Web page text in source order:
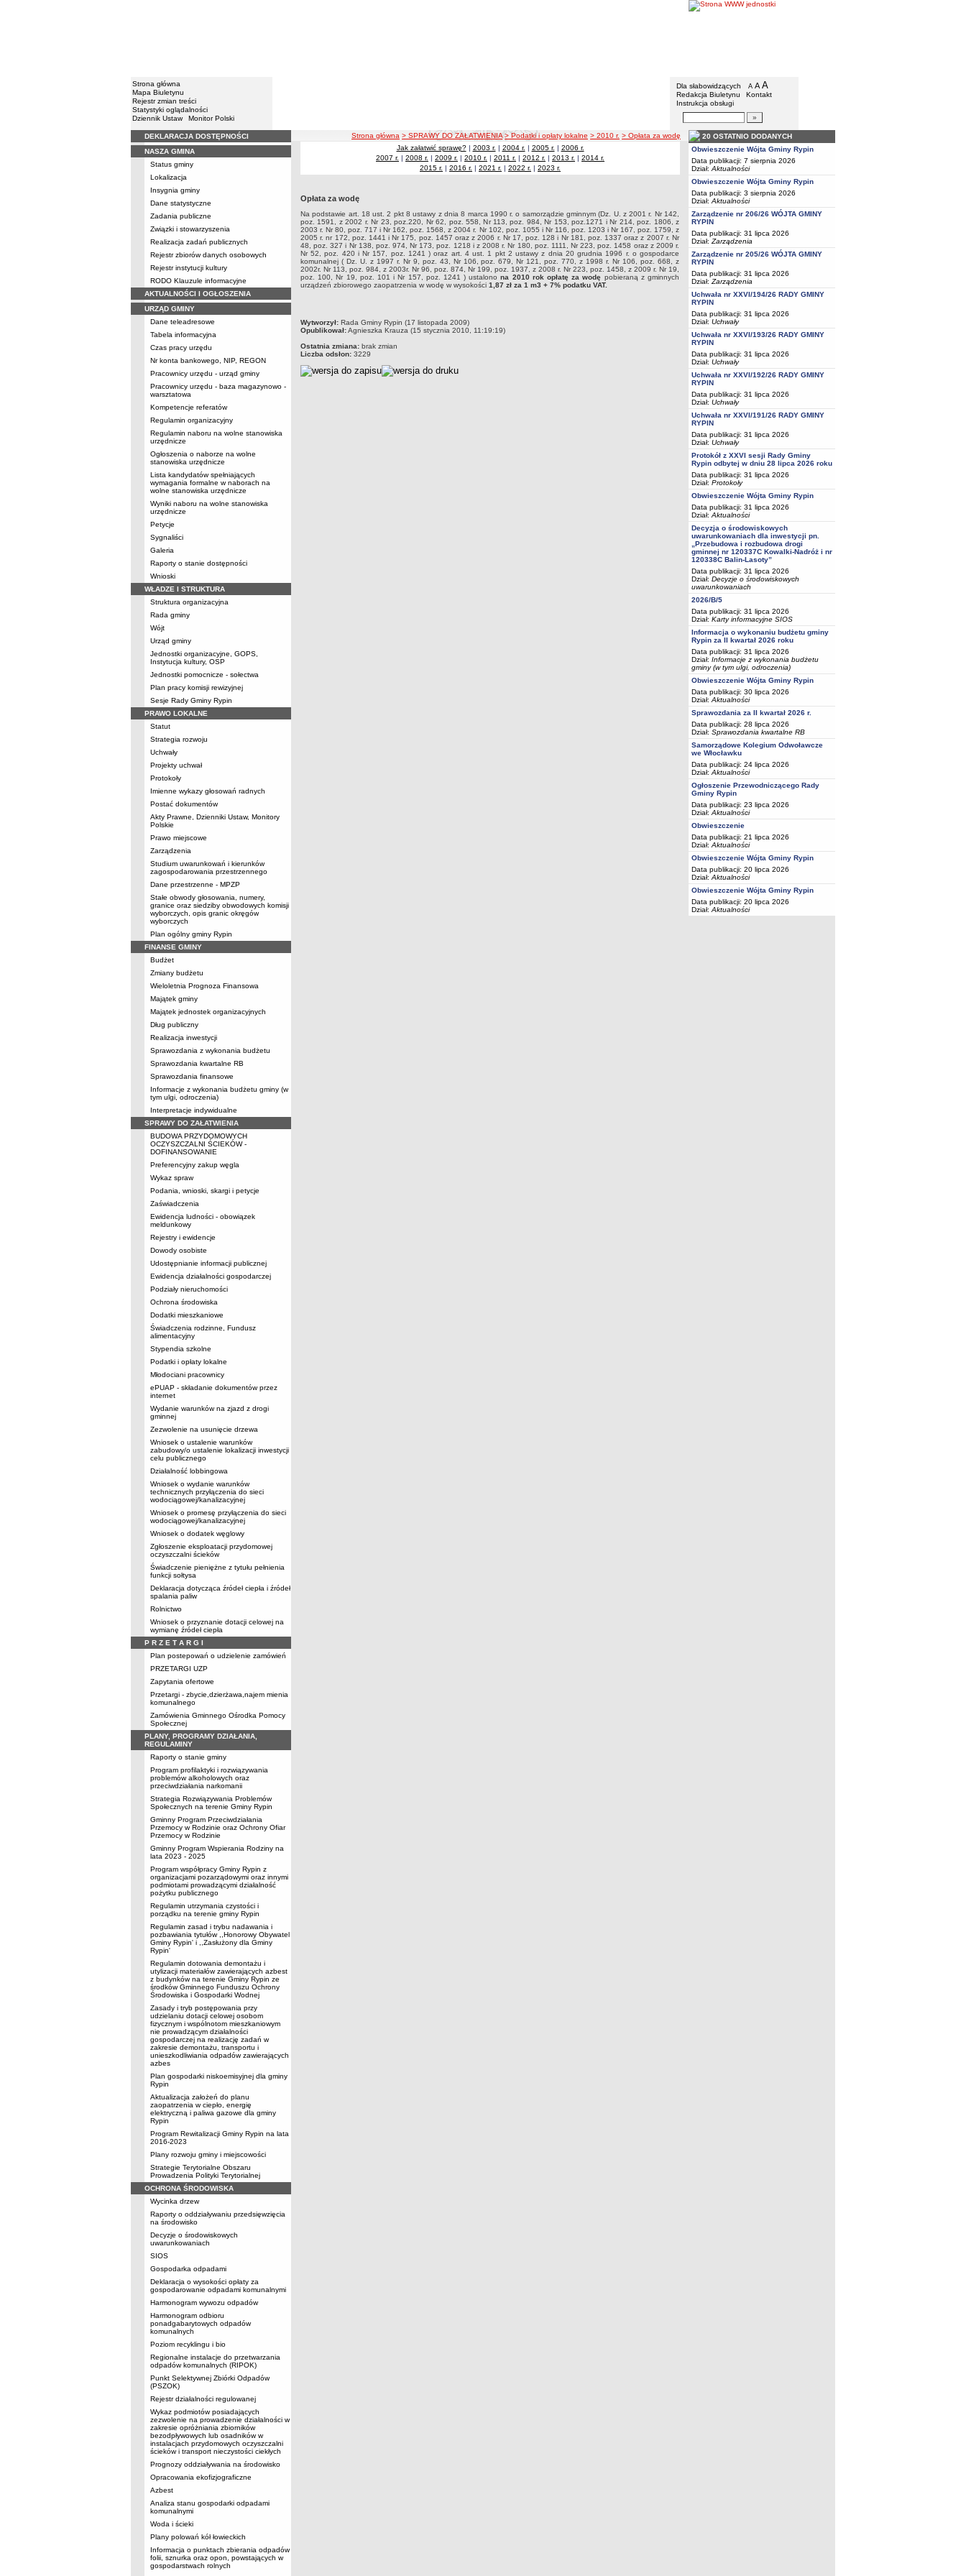
Strona główna
Mapa Biuletynu
Rejestr zmian treści
Statystyki oglądalności
Dziennik Ustaw
Monitor Polski
Gmina Rypin
Menu dodatkowe
Dla słabowidzących A pomniejsz czcionkę
A standardowy rozmiar czcionki
A
Redakcja Biuletynu
Kontakt
Instrukcja obsługi
Wyszukiwarka artykułów
Menu
DEKLARACJA DOSTĘPNOŚCI
NASZA GMINA
Status gminy
Lokalizacja
Insygnia gminy
Dane statystyczne
Zadania publiczne
Związki i stowarzyszenia
Realizacja zadań publicznych
Rejestr zbiorów danych osobowych
Rejestr instytucji kultury
RODO Klauzule informacyjne
AKTUALNOŚCI I OGŁOSZENIA
URZĄD GMINY
Dane teleadresowe
Tabela informacyjna
Czas pracy urzędu
Nr konta bankowego, NIP, REGON
Pracownicy urzędu - urząd gminy
Pracownicy urzędu - baza magazynowo -
warsztatowa
Kompetencje referatów
Regulamin organizacyjny
Regulamin naboru na wolne stanowiska
urzędnicze
Ogłoszenia o naborze na wolne
stanowiska urzędnicze
Lista kandydatów spełniających
wymagania formalne w naborach na
wolne stanowiska urzędnicze
Wyniki naboru na wolne stanowiska
urzędnicze
Petycje
Sygnaliści
Galeria
Raporty o stanie dostępności
Wnioski
WŁADZE I STRUKTURA
Struktura organizacyjna
Rada gminy
Wójt
Urząd gminy
Jednostki organizacyjne, GOPS,
Instytucja kultury, OSP
Jednostki pomocnicze - sołectwa
Plan pracy komisji rewizyjnej
Sesje Rady Gminy Rypin
PRAWO LOKALNE
Statut
Strategia rozwoju
Uchwały
Projekty uchwał
Protokoły
Imienne wykazy głosowań radnych
Postać dokumentów
Akty Prawne, Dzienniki Ustaw, Monitory
Polskie
Prawo miejscowe
Zarządzenia
Studium uwarunkowań i kierunków
zagospodarowania przestrzennego
Dane przestrzenne - MPZP
Stałe obwody głosowania, numery,
granice oraz siedziby obwodowych komisji
wyborczych, opis granic okręgów
wyborczych
Plan ogólny gminy Rypin
FINANSE GMINY
Budżet
Zmiany budżetu
Wieloletnia Prognoza Finansowa
Majątek gminy
Majątek jednostek organizacyjnych
Dług publiczny
Realizacja inwestycji
Sprawozdania z wykonania budżetu
Sprawozdania kwartalne RB
Sprawozdania finansowe
Informacje z wykonania budżetu gminy (w
tym ulgi, odroczenia)
Interpretacje indywidualne
SPRAWY DO ZAŁATWIENIA
BUDOWA PRZYDOMOWYCH
OCZYSZCZALNI ŚCIEKÓW -
DOFINANSOWANIE
Preferencyjny zakup węgla
Wykaz spraw
Podania, wnioski, skargi i petycje
Zaświadczenia
Ewidencja ludności - obowiązek
meldunkowy
Rejestry i ewidencje
Dowody osobiste
Udostępnianie informacji publicznej
Ewidencja działalności gospodarczej
Podziały nieruchomości
Ochrona środowiska
Dodatki mieszkaniowe
Świadczenia rodzinne, Fundusz
alimentacyjny
Stypendia szkolne
Podatki i opłaty lokalne
Młodociani pracownicy
ePUAP - składanie dokumentów przez
internet
Wydanie warunków na zjazd z drogi
gminnej
Zezwolenie na usunięcie drzewa
Wniosek o ustalenie warunków
zabudowy/o ustalenie lokalizacji inwestycji
celu publicznego
Działalność lobbingowa
Wniosek o wydanie warunków
technicznych przyłączenia do sieci
wodociągowej/kanalizacyjnej
Wniosek o promesę przyłączenia do sieci
wodociągowej/kanalizacyjnej
Wniosek o dodatek węglowy
Zgłoszenie eksploatacji przydomowej
oczyszczalni ścieków
Świadczenie pieniężne z tytułu pełnienia
funkcji sołtysa
Deklaracja dotycząca źródeł ciepła i źródeł
spalania paliw
Rolnictwo
Wniosek o przyznanie dotacji celowej na
wymianę źródeł ciepła
P R Z E T A R G I
Plan postepowań o udzielenie zamówień
PRZETARGI UZP
Zapytania ofertowe
Przetargi - zbycie,dzierżawa,najem mienia
komunalnego
Zamówienia Gminnego Ośrodka Pomocy
Społecznej
PLANY, PROGRAMY DZIAŁANIA,
REGULAMINY
Raporty o stanie gminy
Program profilaktyki i rozwiązywania
problemów alkoholowych oraz
przeciwdziałania narkomanii
Strategia Rozwiązywania Problemów
Społecznych na terenie Gminy Rypin
Gminny Program Przeciwdziałania
Przemocy w Rodzinie oraz Ochrony Ofiar
Przemocy w Rodzinie
Gminny Program Wspierania Rodziny na
lata 2023 - 2025
Program współpracy Gminy Rypin z
organizacjami pozarządowymi oraz innymi
podmiotami prowadzącymi działalność
pożytku publicznego
Regulamin utrzymania czystości i
porządku na terenie gminy Rypin
Regulamin zasad i trybu nadawania i
pozbawiania tytułów ,,Honorowy Obywatel
Gminy Rypin' i ,,Zasłużony dla Gminy
Rypin'
Regulamin dotowania demontażu i
utylizacji materiałów zawierających azbest
z budynków na terenie Gminy Rypin ze
środków Gminnego Funduszu Ochrony
Środowiska i Gospodarki Wodnej
Zasady i tryb postępowania przy
udzielaniu dotacji celowej osobom
fizycznym i wspólnotom mieszkaniowym
nie prowadzącym działalności
gospodarczej na realizację zadań w
zakresie demontażu, transportu i
unieszkodliwiania odpadów zawierających
azbes
Plan gospodarki niskoemisyjnej dla gminy
Rypin
Aktualizacja założeń do planu
zaopatrzenia w ciepło, energię
elektryczną i paliwa gazowe dla gminy
Rypin
Program Rewitalizacji Gminy Rypin na lata
2016-2023
Plany rozwoju gminy i miejscowości
Strategie Terytorialne Obszaru
Prowadzenia Polityki Terytorialnej
OCHRONA ŚRODOWISKA
Wycinka drzew
Raporty o oddziaływaniu przedsięwzięcia
na środowisko
Decyzje o środowiskowych
uwarunkowaniach
SIOS
Gospodarka odpadami
Deklaracja o wysokości opłaty za
gospodarowanie odpadami komunalnymi
Harmonogram wywozu odpadów
Harmonogram odbioru
ponadgabarytowych odpadów
komunalnych
Poziom recyklingu i bio
Regionalne instalacje do przetwarzania
odpadów komunalnych (RIPOK)
Punkt Selektywnej Zbiórki Odpadów
(PSZOK)
Rejestr działalności regulowanej
Wykaz podmiotów posiadających
zezwolenie na prowadzenie działalności w
zakresie opróżniania zbiorników
bezodpływowych lub osadników w
instalacjach przydomowych oczyszczalni
ścieków i transport nieczystości ciekłych
Prognozy oddziaływania na środowisko
Opracowania ekofizjograficzne
Azbest
Analiza stanu gospodarki odpadami
komunalnymi
Woda i ścieki
Plany polowań kół łowieckich
Informacja o punktach zbierania odpadów
folii, sznurka oraz opon, powstających w
gospodarstwach rolnych
ścieżka nawigacji
Strona główna > SPRAWY DO ZAŁATWIENIA > Podatki i opłaty lokalne > 2010 r. > Opłata za wodę
Jak załatwić sprawę?| 2003 r. | 2004 r. | 2005 r. | 2006 r.
2007 r. | 2008 r. | 2009 r. | 2010 r. | 2011 r. | 2012 r. | 2013 r. | 2014 r.
2015 r. | 2016 r. | 2021 r. | 2022 r. | 2023 r.
Opłata za wodę
Na podstawie art. 18 ust. 2 pkt 8 ustawy z dnia 8 marca 1990 r. o samorządzie gminnym (Dz. U. z 2001 r. Nr 142,
poz. 1591, z 2002 r. Nr 23, poz.220, Nr 62, poz. 558, Nr 113, poz. 984, Nr 153, poz.1271 i Nr 214, poz. 1806, z
2003 r. Nr 80, poz. 717 i Nr 162, poz. 1568, z 2004 r. Nr 102, poz. 1055 i Nr 116, poz. 1203 i Nr 167, poz. 1759, z
2005 r. nr 172, poz. 1441 i Nr 175, poz. 1457 oraz z 2006 r. Nr 17, poz. 128 i Nr 181, poz. 1337 oraz z 2007 r. Nr
48, poz. 327 i Nr 138, poz. 974, Nr 173, poz. 1218 i z 2008 r. Nr 180, poz. 1111, Nr 223, poz. 1458 oraz z 2009 r.
Nr 52, poz. 420 i Nr 157, poz. 1241 ) oraz art. 4 ust. 1 pkt 2 ustawy z dnia 20 grudnia 1996 r. o gospodarce
komunalnej ( Dz. U. z 1997 r. Nr 9, poz. 43, Nr 106, poz. 679, Nr 121, poz. 770, z 1998 r. Nr 106, poz. 668, z
2002r. Nr 113, poz. 984, z 2003r. Nr 96, poz. 874, Nr 199, poz. 1937, z 2008 r. Nr 223, poz. 1458, z 2009 r. Nr 19,
poz. 100, Nr 19, poz. 101 i Nr 157, poz. 1241 ) ustalonona 2010 rok opłatę za wodę pobieraną z gminnych
urządzeń zbiorowego zaopatrzenia w wodę w wysokości 1,87 zł za 1 m3 + 7% podatku VAT.
metryczka
Wytworzył: Rada Gminy Rypin (17 listopada 2009)
Opublikował:Agnieszka Krauza (15 stycznia 2010, 11:19:19)
Ostatnia zmiana: brak zmian
Liczba odsłon: 3229
20 OSTATNIO DODANYCH
Obwieszczenie Wójta Gminy Rypin
Data publikacji: 7 sierpnia 2026
Dział: Aktualności
Obwieszczenie Wójta Gminy Rypin
Data publikacji: 3 sierpnia 2026
Dział: Aktualności
Zarządzenie nr 206/26 WÓJTA GMINY
RYPIN
Data publikacji: 31 lipca 2026
Dział: Zarządzenia
Zarządzenie nr 205/26 WÓJTA GMINY
RYPIN
Data publikacji: 31 lipca 2026
Dział: Zarządzenia
Uchwała nr XXVI/194/26 RADY GMINY
RYPIN
Data publikacji: 31 lipca 2026
Dział: Uchwały
Uchwała nr XXVI/193/26 RADY GMINY
RYPIN
Data publikacji: 31 lipca 2026
Dział: Uchwały
Uchwała nr XXVI/192/26 RADY GMINY
RYPIN
Data publikacji: 31 lipca 2026
Dział: Uchwały
Uchwała nr XXVI/191/26 RADY GMINY
RYPIN
Data publikacji: 31 lipca 2026
Dział: Uchwały
Protokół z XXVI sesji Rady Gminy
Rypin odbytej w dniu 28 lipca 2026 roku
Data publikacji: 31 lipca 2026
Dział: Protokoły
Obwieszczenie Wójta Gminy Rypin
Data publikacji: 31 lipca 2026
Dział: Aktualności
Decyzja o środowiskowych
uwarunkowaniach dla inwestycji pn.
„Przebudowa i rozbudowa drogi
gminnej nr 120337C Kowalki-Nadróż i nr
120338C Balin-Lasoty”
Data publikacji: 31 lipca 2026
Dział: Decyzje o środowiskowych
uwarunkowaniach
2026/B/5
Data publikacji: 31 lipca 2026
Dział: Karty informacyjne SIOS
Informacja o wykonaniu budżetu gminy
Rypin za II kwartał 2026 roku
Data publikacji: 31 lipca 2026
Dział: Informacje z wykonania budżetu
gminy (w tym ulgi, odroczenia)
Obwieszczenie Wójta Gminy Rypin
Data publikacji: 30 lipca 2026
Dział: Aktualności
Sprawozdania za II kwartał 2026 r.
Data publikacji: 28 lipca 2026
Dział: Sprawozdania kwartalne RB
Samorządowe Kolegium Odwoławcze
we Włocławku
Data publikacji: 24 lipca 2026
Dział: Aktualności
Ogłoszenie Przewodniczącego Rady
Gminy Rypin
Data publikacji: 23 lipca 2026
Dział: Aktualności
Obwieszczenie
Data publikacji: 21 lipca 2026
Dział: Aktualności
Obwieszczenie Wójta Gminy Rypin
Data publikacji: 20 lipca 2026
Dział: Aktualności
Obwieszczenie Wójta Gminy Rypin
Data publikacji: 20 lipca 2026
Dział: Aktualności